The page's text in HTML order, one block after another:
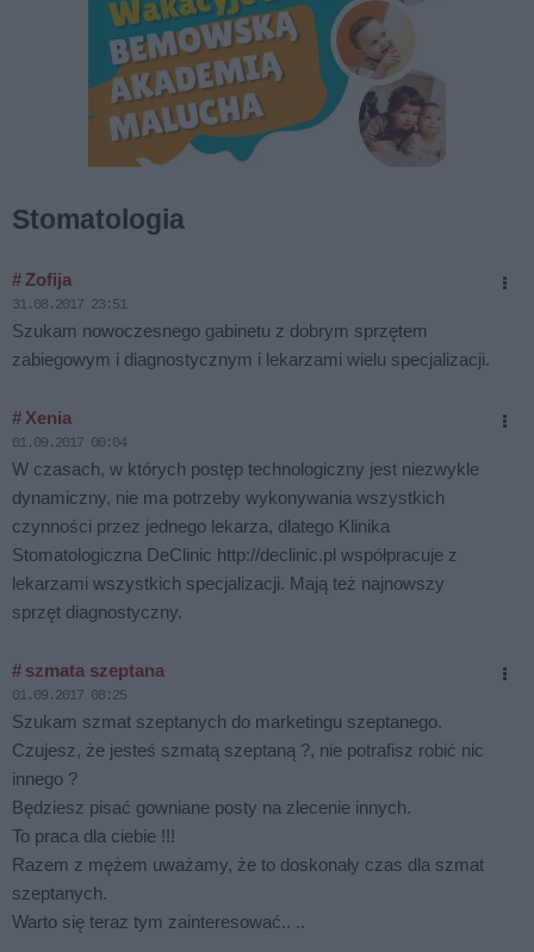
Stomatologia
# Zofija
31.08.2017 23:51
Szukam nowoczesnego gabinetu z dobrym sprzętem
zabiegowym i diagnostycznym i lekarzami wielu specjalizacji.
# Xenia
01.09.2017 00:04
W czasach, w których postęp technologiczny jest niezwykle
dynamiczny, nie ma potrzeby wykonywania wszystkich
czynności przez jednego lekarza, dlatego Klinika
Stomatologiczna DeClinic http://declinic.pl współpracuje z
lekarzami wszystkich specjalizacji. Mają też najnowszy
sprzęt diagnostyczny.
# szmata szeptana
01.09.2017 08:25
Szukam szmat szeptanych do marketingu szeptanego.
Czujesz, że jesteś szmatą szeptaną ?, nie potrafisz robić nic
innego ?
Będziesz pisać gowniane posty na zlecenie innych.
To praca dla ciebie !!!
Razem z mężem uważamy, że to doskonały czas dla szmat
szeptanych.
Warto się teraz tym zainteresować.. ..